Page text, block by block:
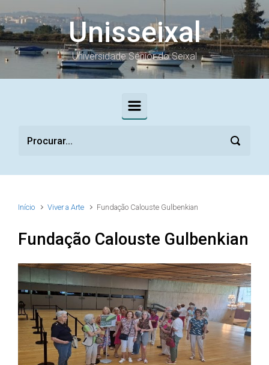
Skip to main content
Unisseixal
Universidade Sénior do Seixal
Início Viver a Arte Fundação Calouste Gulbenkian
Fundação Calouste Gulbenkian